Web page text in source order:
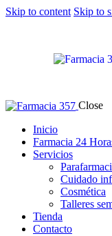
Skip to content Skip to
Close
Inicio
Farmacia 24
Servicios
Cuidado
Cosmética
Talleres
Tienda
Contacto